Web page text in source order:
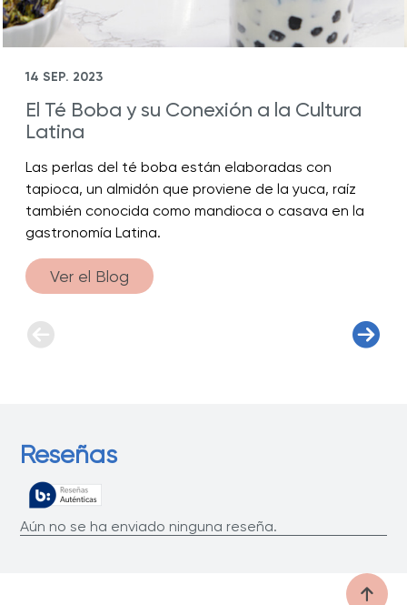
14 SEP. 2023
El Té Boba y su Conexión a la Cultura
Latina
Las perlas del té boba están elaboradas con
tapioca, un almidón que proviene de la yuca, raíz
también conocida como mandioca o casava en la
gastronomía Latina.
Ver el Blog
Reseñas
Aún no se ha enviado ninguna reseña.